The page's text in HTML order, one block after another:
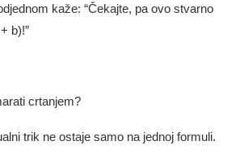
kaže: “Čekajte, pa ovo stvarno
b)!”
crtanjem?
trik ne ostaje samo na jednoj formuli.